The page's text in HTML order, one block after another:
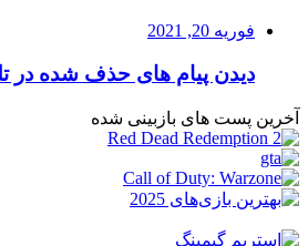
فوریه 20, 2021
دیدن پیام های حذف شده در
آخرین پست های بازبینی شده